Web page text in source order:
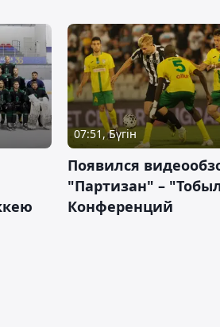
07:51, Бүгін
Появился
"Партизан" –
Конференций